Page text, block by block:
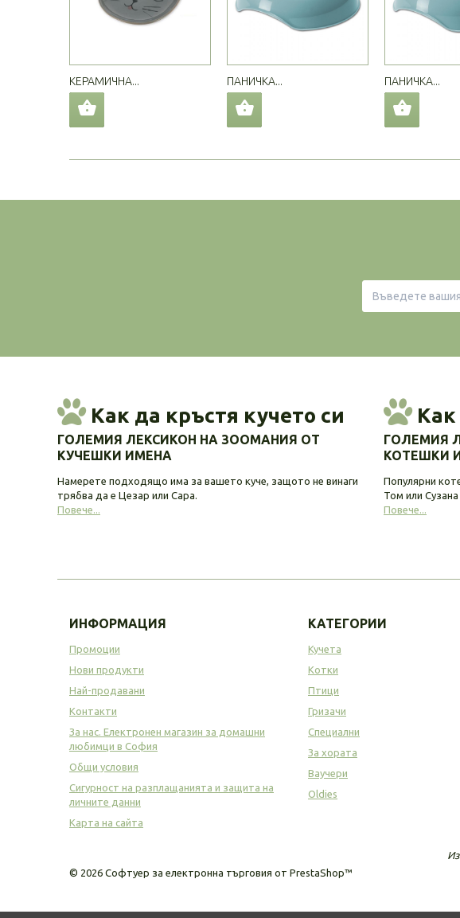
КЕРАМИЧНА... ПАНИЧКА... ПАНИЧКА...
Как да кръстя кучето си
ГОЛЕМИЯ ЛЕКСИКОН НА ЗООМАНИЯ ОТ
КУЧЕШКИ ИМЕНА
Намерете подходящо има за вашето куче, защото не винаги
трябва да е Цезар или Сара.
Повече...
Как
ГОЛЕМИЯ
КОТЕШКИ
Популярни
Том или Сузана
Повече...
ИНФОРМАЦИЯ
Промоции
Нови продукти
Най-продавани
Контакти
За нас. Електронен магазин за домашни
любимци в София
Общи условия
Сигурност на разплащанията и защита на
личните данни
Карта на сайта
© 2026 Софтуер за електронна търговия от PrestaShop™
КАТЕГОРИИ
Кучета
Котки
Птици
Гризачи
Специални
За хората
Ваучери
Oldies